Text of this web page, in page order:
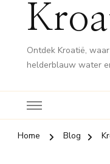
Ontdek Kroatië,
helderblauw water
Home Blog